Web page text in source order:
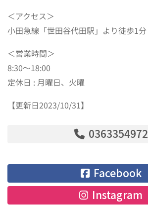
＜アクセス＞
小田急線「世田谷代田駅」より徒歩1分
＜営業時間＞
8:30～18:00
定休日 : 月曜日、火曜
【更新日2023/10/31】
0363354972
Facebook
Instagram